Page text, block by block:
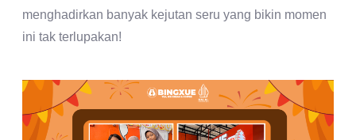
menghadirkan banyak kejutan seru yang bikin momen
ini tak terlupakan!